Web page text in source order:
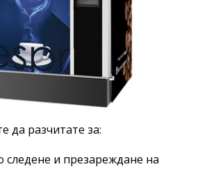
да разчитате за:
следене и презареждане на